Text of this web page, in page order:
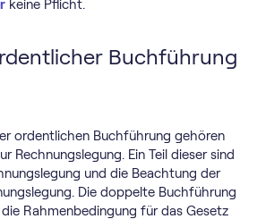
keine Pflicht.
Buchführung
ordentlichen Buchführung gehören
Rechnungslegung. Ein Teil dieser sind
und die Beachtung der
Die doppelte Buchführung
Rahmenbedingung für das Gesetz